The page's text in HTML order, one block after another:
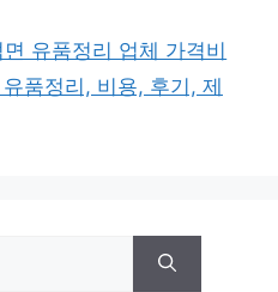
유품정리 업체 가격비
품정리, 비용, 후기, 제